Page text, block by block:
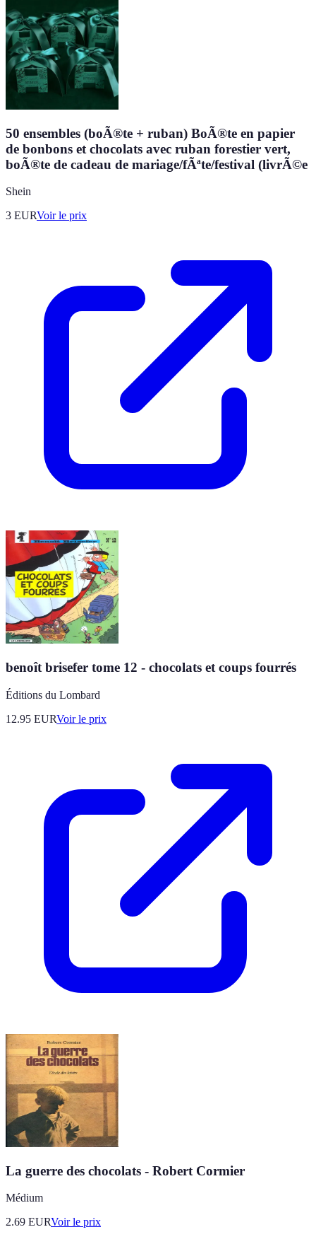
50 ensembles (boÃ®te + ruban) BoÃ®te en papier
de bonbons et chocolats avec ruban forestier vert,
boÃ®te de cadeau de mariage/fÃªte/festival (livrÃ©e
Shein
3 EURVoir le prix
benoît brisefer tome 12 - chocolats et coups fourrés
Éditions du Lombard
12.95 EURVoir le prix
La guerre des chocolats - Robert Cormier
Médium
2.69 EURVoir le prix